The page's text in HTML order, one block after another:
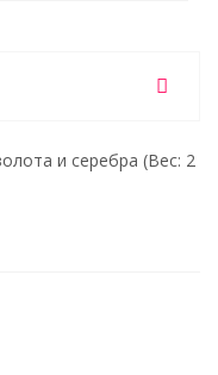
и серебра (Вес: 2